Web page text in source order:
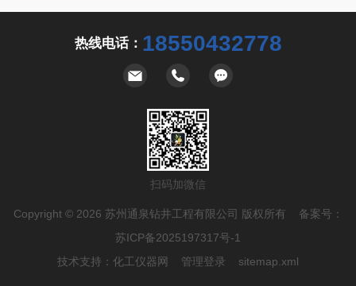
热线电话： 18550432778
扫码加微信
Copyright © 2026 苏州通泉钻井工程有限公司 版权所有 备案号：
苏ICP备2025197317号-1
技术支持： 化工仪器网 管理登录 sitemap.xml